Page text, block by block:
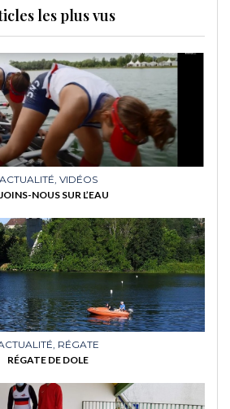
les plus vus
ACTUALITÉ VIDÉOS
NOUS SUR L’EAU
RÉGATE
RÉGATE DE DOLE